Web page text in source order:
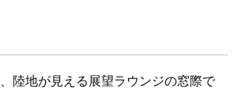
陸地が見える展望ラウンジの窓際で